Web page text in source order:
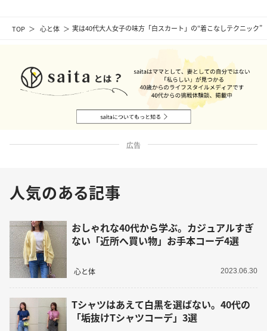
TOP 心と体 実は40代大人女子の味方「白スカート」の“着こなしテクニック”
広告
人気のある記事
おしゃれな40代から学ぶ。カジュアルすぎ
ない「近所へ買い物」お手本コーデ4選
心と体 2023.06.30
Tシャツはあえて白黒を選ばない。40代の
「垢抜けTシャツコーデ」3選